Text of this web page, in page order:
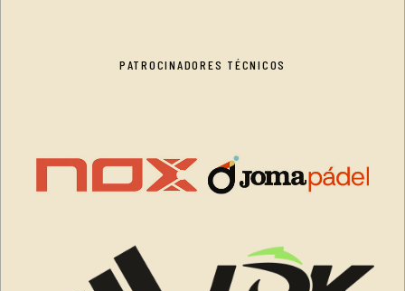
PATROCINADORES TÉCNICOS